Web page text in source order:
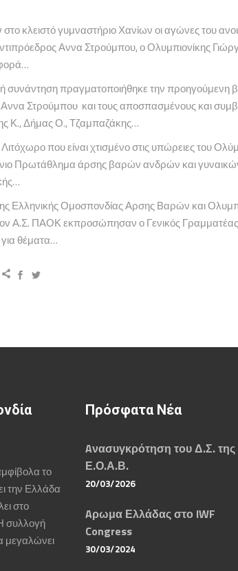
στο κλειστό γυμναστήριο Χανίων οι αγώνες
Αννα Στρούμπου, ο Ολυμπιονίκης
συνάντηση πραγματοποιήθηκε την
Αννα Στρούμπου και τους αποσπασμένους και
Κ., Δήμας Ο., Τζαμπαζάκης…
που είναι χτισμένο στις υπώρειες του
Πρωτάθλημα άρσης βαρών ανδρών και
Ελληνικής Ομοσπονδίας Αρσης Βαρών και
Α.Σ. ΠΑΟΚ εκπροσώπησαν ο Γενικός
θέματα…
το
την Ελλάδα
στο
συλλογή
μεγαλώνει
Πρόσφατα Νέα
Aνασυγκρότηση του Δ.Σ. της
Ε.Ο.Α.Β.
20/03/2026
Aρωμα Ελλάδας στο IWF
Congress
30/03/2024